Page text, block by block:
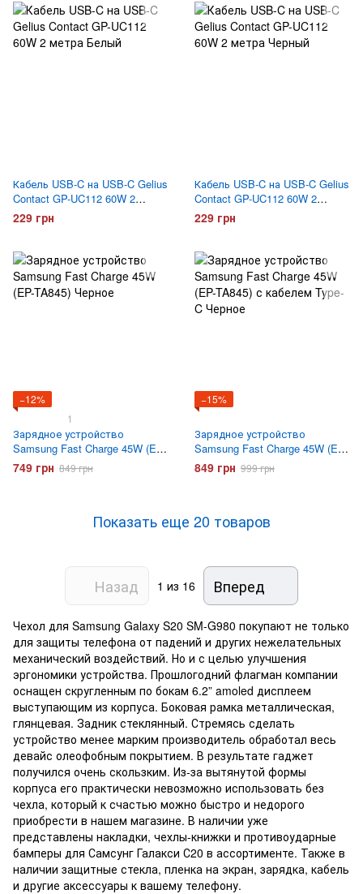
Кабель USB-C на USB-C Gelius
Contact GP-UC112 60W 2
метра Белый
229 грн
Кабель USB-C на USB-C Gelius
Contact GP-UC112 60W 2
метра Черный
229 грн
−12%
1
Зарядное устройство
Samsung Fast Charge 45W (EP-
TA845) Черное
749 грн 849 грн
−15%
Зарядное устройство
Samsung Fast Charge 45W (EP-
TA845) с кабелем Type-C
Черное
849 грн 999 грн
Показать еще 20 товаров
Назад 1 из 16 Вперед
Чехол для Samsung Galaxy S20 SM-G980 покупают не только
для защиты телефона от падений и других нежелательных
механический воздействий. Но и с целью улучшения
эргономики устройства. Прошлогодний флагман компании
оснащен скругленным по бокам 6.2” amoled дисплеем
выступающим из корпуса. Боковая рамка металлическая,
глянцевая. Задник стеклянный. Стремясь сделать
устройство менее марким производитель обработал весь
девайс олеофобным покрытием. В результате гаджет
получился очень скользким. Из-за вытянутой формы
корпуса его практически невозможно использовать без
чехла, который к счастью можно быстро и недорого
приобрести в нашем магазине. В наличии уже
представлены накладки, чехлы-книжки и противоударные
бамперы для Самсунг Галакси С20 в ассортименте. Также в
наличии защитные стекла, пленка на экран, зарядка, кабель
и другие аксессуары к вашему телефону.